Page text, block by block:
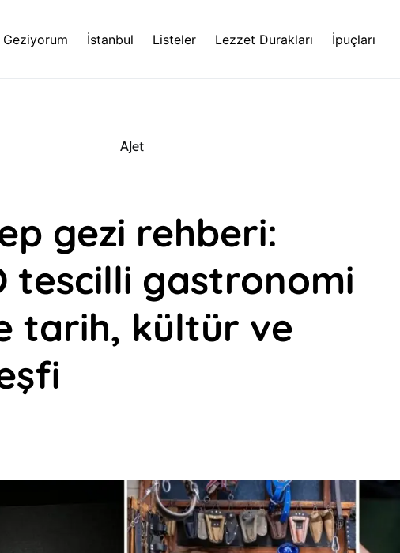
Geziyorum İstanbul Listeler Lezzet Durakları İpuçları
gezi rehberi:
tescilli gastronomi
tarih, kültür ve